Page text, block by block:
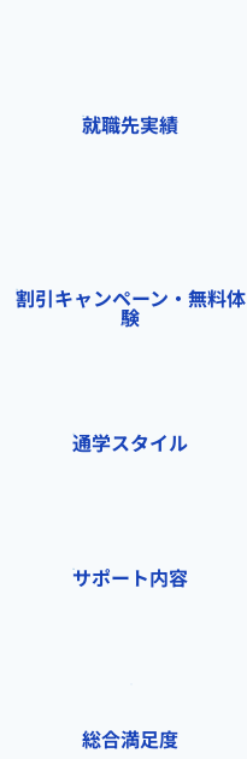
就職先実績
割引キャンペーン・無料体
験
通学スタイル
サポート内容
総合満足度